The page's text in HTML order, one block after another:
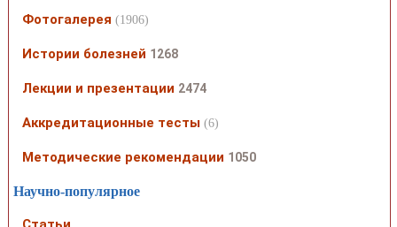
Фотогалерея (1906)
Истории болезней 1268
Лекции и презентации 2474
Аккредитационные тесты (6)
Методические рекомендации 1050
Научно-популярное